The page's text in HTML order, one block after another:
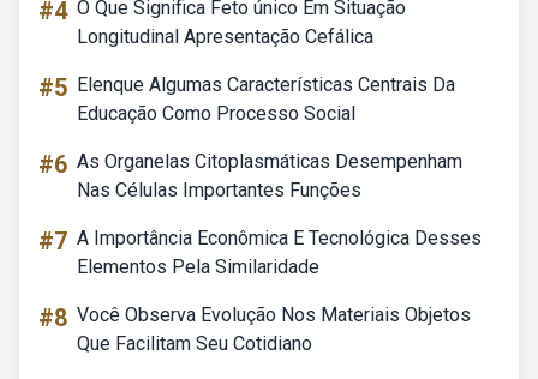
#4 O Que Significa Feto único Em Situação
Longitudinal Apresentação Cefálica
#5 Elenque Algumas Características Centrais Da
Educação Como Processo Social
#6 As Organelas Citoplasmáticas Desempenham
Nas Células Importantes Funções
#7 A Importância Econômica E Tecnológica Desses
Elementos Pela Similaridade
#8 Você Observa Evolução Nos Materiais Objetos
Que Facilitam Seu Cotidiano